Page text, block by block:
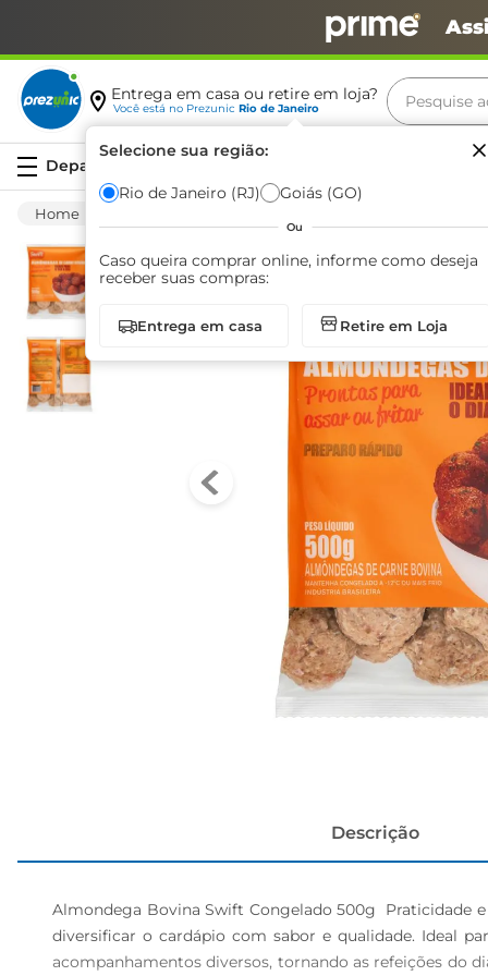
Entrega em casa ou retire em loja?
Você está no Prezunic Rio de Janeiro
Selecione sua região:
Rio de Janeiro (RJ) Goiás (GO)
Ou
Caso queira comprar online, informe como deseja
receber suas compras:
Entrega em casa Retire em Loja
Pesquise
Outros
Descrição
Almondega Bovina Swift Congelado 500g  Praticidade
diversificar o cardápio com sabor e qualidade. Ideal
acompanhamentos diversos, tornando as refeições do
Termos
café
biscoito
azeite
arroz
iogurte
papel
cerveja